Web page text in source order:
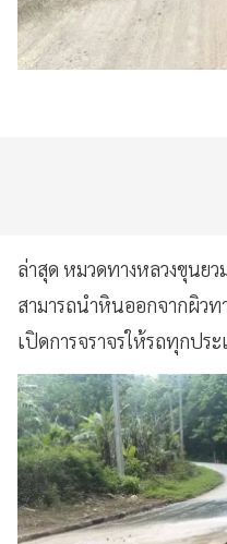
ล่าสุด หมวดทางหลวงขุนย
สามารถนำหินออกจากผิวท
เปิดการจราจรให้รถทุกป